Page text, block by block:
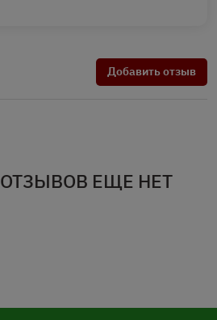
Добавить отзыв
ОТЗЫВОВ ЕЩЕ НЕТ